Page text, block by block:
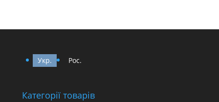
Укр. Рос.
Категорії товарів